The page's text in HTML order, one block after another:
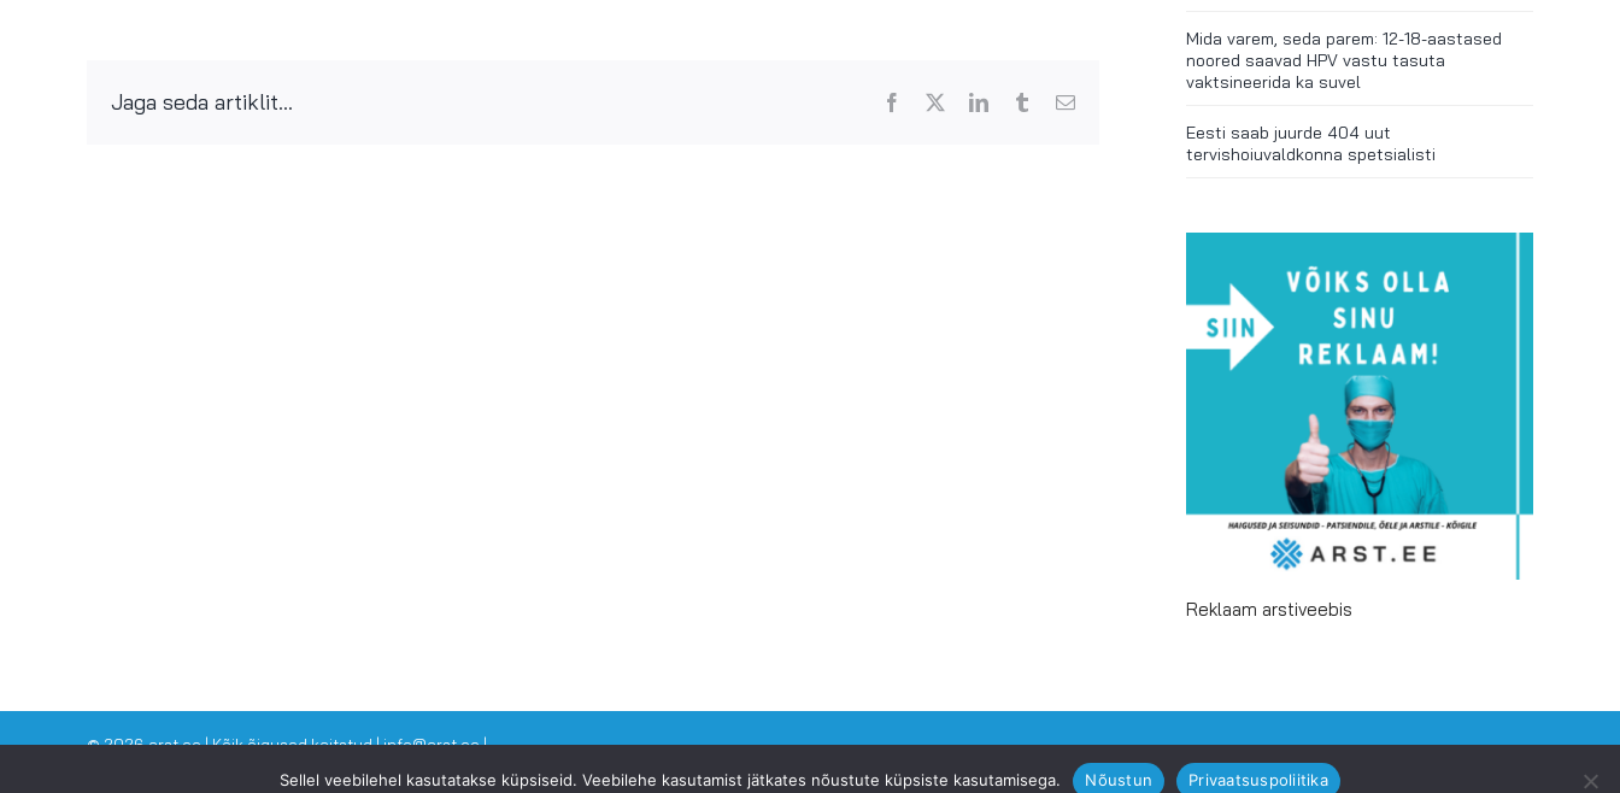
Jaga seda artiklit... Facebook LinkedInTumblrEmail
Mida varem, seda parem: 12-18-aastased
noored saavad HPV vastu tasuta
vaktsineerida ka suvel
Eesti saab juurde 404 uut
tervishoiuvaldkonna spetsialisti
Reklaam arstiveebis
©2026 arst.ee | Kõik õigused kaitstud | info@arst.ee |
VAATA KA SINNA: Dr Eero Merilind -www.drmerilind.ee| Eesti Tervise Fond -ehf.ee
Sellel veebilehel kasutatakse küpsiseid. Veebilehe kasutamist jätkates nõustute küpsiste kasutamisega.
Nõustun Privaatsuspoliitika